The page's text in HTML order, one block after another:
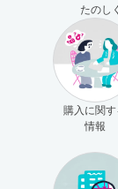
たのし
購入に関す
情報